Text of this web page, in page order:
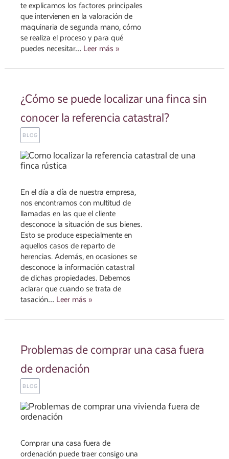
te explicamos los factores principales
que intervienen en la valoración de
maquinaria de segunda mano, cómo
se realiza el proceso y para qué
puedes necesitar… Leer más »
¿Cómo se puede localizar una finca sin
conocer la referencia catastral?
BLOG
En el día a día de nuestra empresa,
nos encontramos con multitud de
llamadas en las que el cliente
desconoce la situación de sus bienes.
Esto se produce especialmente en
aquellos casos de reparto de
herencias. Además, en ocasiones se
desconoce la información catastral
de dichas propiedades. Debemos
aclarar que cuando se trata de
tasación… Leer más »
Problemas de comprar una casa fuera
de ordenación
BLOG
Comprar una casa fuera de
ordenación puede traer consigo una